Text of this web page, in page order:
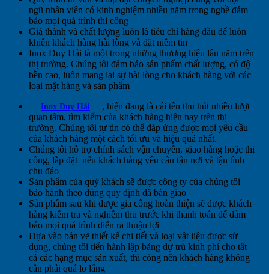
ngũ nhân viên có kinh nghiệm nhiều năm trong nghề đảm
bảo mọi quá trình thi công
Giá thành và chất lượng luôn là tiêu chí hàng đầu để luôn
khiến khách hàng hài lòng và đặt niềm tin
Inox Duy Hải là một trong những thương hiệu lâu năm trên
thị trường. Chúng tôi đảm bảo sản phẩm chất lượng, có độ
bền cao, luôn mang lại sự hài lòng cho khách hàng với các
loại mặt hàng và sản phẩm
Inox Duy Hải
, hiện đang là cái tên thu hút nhiều lượt
quan tâm, tìm kiếm của khách hàng hiện nay trên thị
trường. Chúng tôi tự tin có thể đáp ứng được mọi yêu cầu
của khách hàng một cách tối ưu và hiệu quả nhất.
Chúng tôi hỗ trợ chính sách vận chuyển, giao hàng hoặc thi
công, lắp đặt nếu khách hàng yêu cầu tận nơi và tận tình
chu đáo
Sản phẩm của quý khách sẽ được công ty của chúng tôi
bảo hành theo đúng quy định đã bàn giao
Sản phẩm sau khi được gia công hoàn thiện sẽ được khách
hàng kiểm tra và nghiệm thu trước khi thanh toán để đảm
bảo mọi quá trình diễn ra thuận lợi
Dựa vào bản vẽ thiết kế chi tiết và loại vật liệu được sử
dụng, chúng tôi tiến hành lập bảng dự trù kinh phí cho tất
cả các hạng mục sản xuất, thi công nên khách hàng không
cần phải quá lo lắng